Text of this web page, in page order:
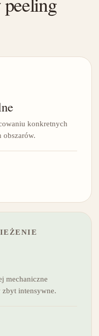
konkretnych
obszarów.
mechaniczne
zbyt intensywne.